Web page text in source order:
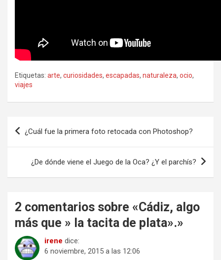
Etiquetas: arte, curiosidades, escapadas, naturaleza, ocio,
viajes
Navegación
de
¿Cuál fue la primera foto retocada con Photoshop?
¿De dónde viene el Juego de la Oca? ¿Y el parchís?
2 comentarios sobre «Cádiz, algo
más que » la tacita de plata».»
irene dice:
6 noviembre, 2015 a las 12:06